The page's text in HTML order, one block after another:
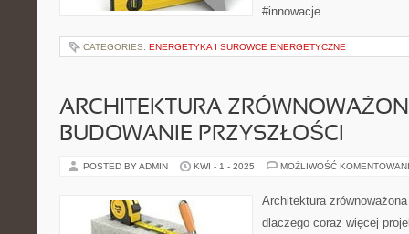
#innowacje
CATEGORIES: ENERGETYKA I SUROWCE ENERGETYCZNE
ARCHITEKTURA
BUDOWANIE PRZYSZŁOŚCI
POSTED BY ADMIN KWI - 1 - 2025 MOŻLIWOŚĆ
Architektura
dlaczego coraz więcej